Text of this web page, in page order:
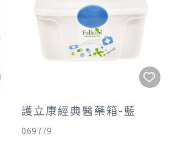
護立康經典醫藥箱-藍
069779